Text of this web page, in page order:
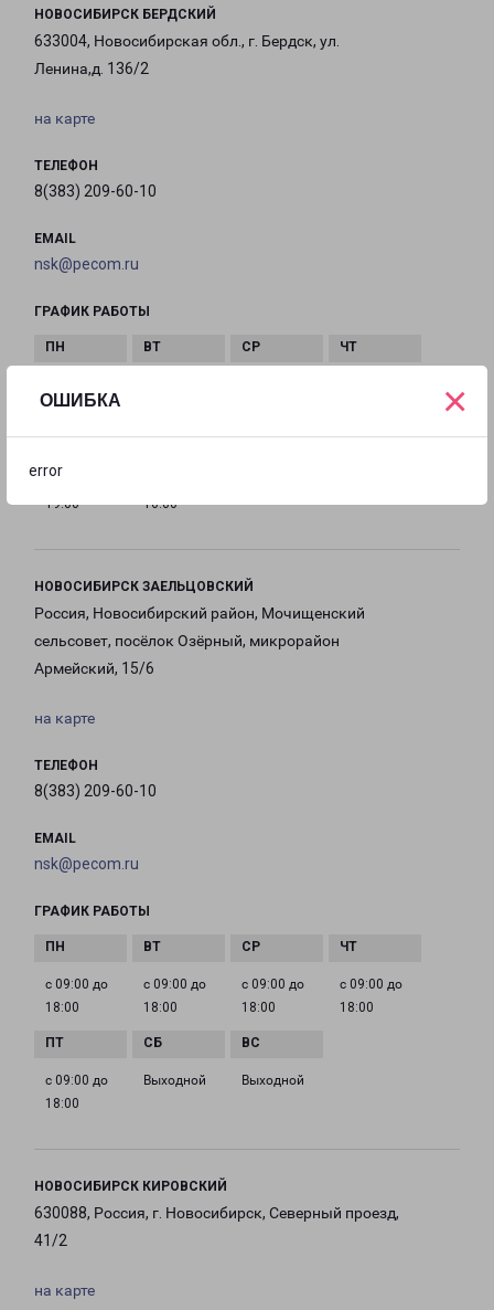
ОШИБКА
error
×
НОВОСИБИРСК БЕРДСКИЙ
633004, Новосибирская обл., г. Бердск, ул.
Ленина,д. 136/2
на карте
ТЕЛЕФОН
8(383) 209-60-10
EMAIL
nsk@pecom.ru
ГРАФИК РАБОТЫ
19:00
с 09:00 до
19:00
16:00
НОВОСИБИРСК ЗАЕЛЬЦОВСКИЙ
Россия, Новосибирский район, Мочищенский
сельсовет, посёлок Озёрный, микрорайон
Армейский, 15/6
на карте
ТЕЛЕФОН
8(383) 209-60-10
EMAIL
nsk@pecom.ru
ГРАФИК РАБОТЫ
с 09:00 до
18:00
с 09:00 до
18:00
с 09:00 до
18:00
с 09:00 до
18:00
с 09:00 до
18:00
Выходной Выходной
НОВОСИБИРСК КИРОВСКИЙ
630088, Россия, г. Новосибирск, Северный проезд,
41/2
на карте